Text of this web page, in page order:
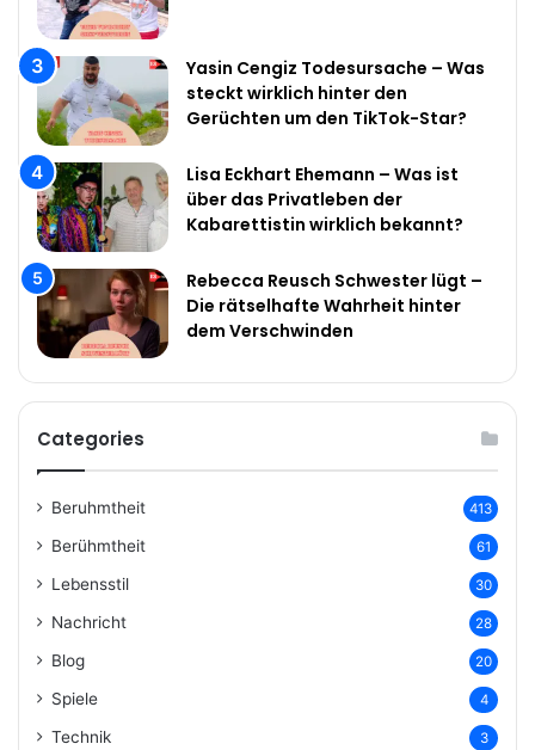
Yasin Cengiz Todesursache – Was
steckt wirklich hinter den
Gerüchten um den TikTok-Star?
Lisa Eckhart Ehemann – Was ist
über das Privatleben der
Kabarettistin wirklich bekannt?
Rebecca Reusch Schwester lügt –
Die rätselhafte Wahrheit hinter
dem Verschwinden
Categories
Beruhmtheit 413
Berühmtheit 61
Lebensstil 30
Nachricht 28
Blog 20
Spiele 4
Technik 3